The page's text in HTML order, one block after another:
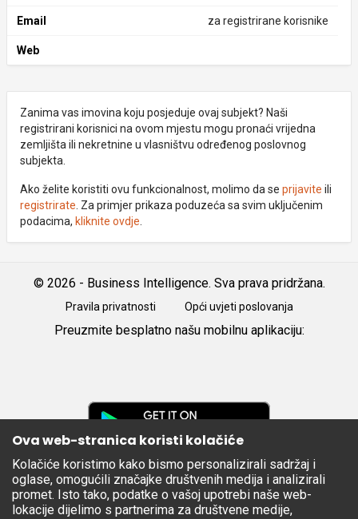
Email za registrirane korisnike
Web
Zanima vas imovina koju posjeduje ovaj subjekt? Naši
registrirani korisnici na ovom mjestu mogu pronaći vrijedna
zemljišta ili nekretnine u vlasništvu određenog poslovnog
subjekta.
Ako želite koristiti ovu funkcionalnost, molimo da se prijavite ili
registrirate . Za primjer prikaza poduzeća sa svim uključenim
podacima, kliknite ovdje
© 2026 - Business Intelligence. Sva prava pridržana.
Pravila privatnosti Opći uvjeti poslovanja
Preuzmite besplatno našu mobilnu aplikaciju:
Apple
Store
Ova web-stranica koristi kolačiće
Kolačiće koristimo kako bismo personalizirali sadržaj i
oglase, omogućili značajke društvenih medija i analizirali
promet. Isto tako, podatke o vašoj upotrebi naše web-
lokacije dijelimo s partnerima za društvene medije,